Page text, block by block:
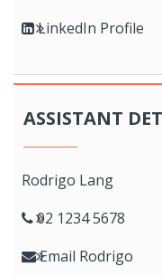
LinkedIn Profile
ASSISTANT
Rodrigo Lang
02 1234 5678
Email Rodrigo